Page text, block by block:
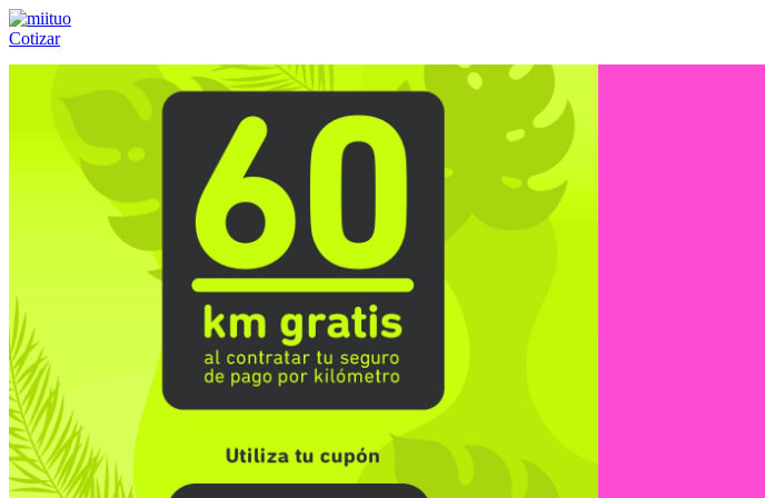
Cotizar
(55) 84-21-05-00ó800-953-00-59